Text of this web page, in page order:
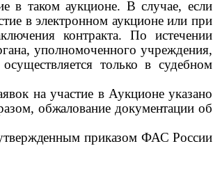
в таком аукционе. В случае, если
в электронном аукционе или при
контракта. По истечении
уполномоченного учреждения,
только в судебном
на участие в Аукционе указано
обжалование документации об
приказом ФАС России